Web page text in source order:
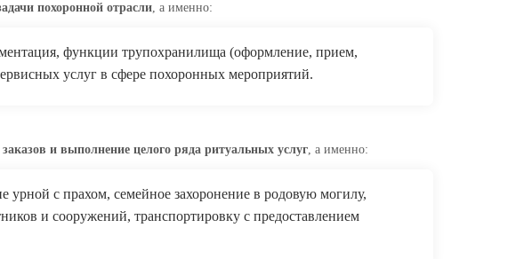
похоронной отрасли, а именно:
функции трупохранилища (оформление, прием,
услуг в сфере похоронных мероприятий.
и выполнение целого ряда ритуальных услуг, а именно:
урной с прахом, семейное захоронение в родовую могилу,
и сооружений, транспортировку с предоставлением